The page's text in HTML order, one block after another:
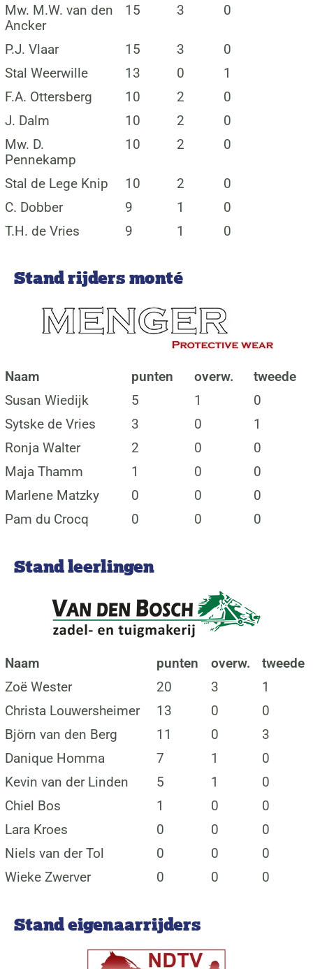
Mw. M.W. van den
Ancker
15 3 0
P.J. Vlaar 15 3
0
Stal Weerwille
13 0
1
F.A. Ottersberg
10 2
0
J. Dalm
10 2
0
Mw. D.
Pennekamp
10 2 0
Stal de Lege Knip 10 2
0
C. Dobber
9 1
0
T.H. de Vries
9 1 0
Stand rijders monté
Naam punten overw.
tweede
Susan Wiedijk
5 1
0
Sytske de Vries
3 0
1
Ronja Walter
2 0
0
Maja Thamm
1 0
0
Marlene Matzky
0 0
0
Pam du Crocq
0 0 0
Stand leerlingen
Naam punten overw.
tweede
Zoë Wester
20 3
1
Christa Louwersheimer
13 0
0
Björn van den Berg
11 0
3
Danique Homma
7 1
0
Kevin van der Linden
5 1
0
Chiel Bos
1 0
0
Lara Kroes
0 0
0
Niels van der Tol
0 0
0
Wieke Zwerver
0 0 0
Stand eigenaarrijders